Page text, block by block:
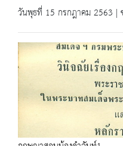
วันพุธที่ 15 กรกฎาคม 2563 |